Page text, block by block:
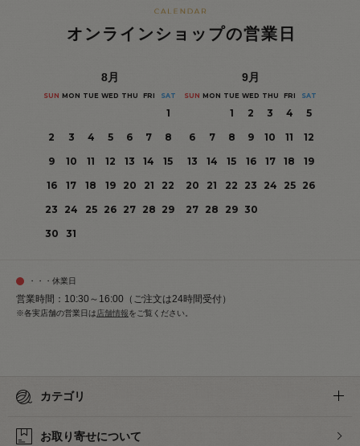
オンラインショップの営業日
8月
SUN MON TUE WED THU FRI SAT
1
2
3 4 5 6 7
8
9
10 11 12 13 14
15
16
17 18 19 20 21
22
23
24 25 26 27 28 29
30
31
9月
SUN MON TUE WED THU FRI SAT
1 2 3 4
5
6
7 8 9 10 11
12
13
14 15 16 17 18
19
20
21 22 23 24 25
26
27 28 29 30
・・・休業日
営業時間：10:30～16:00（ご注文は24時間受付）
※各実店舗の営業日は 店舗情報をご覧ください。
カテゴリ
お取り寄せについて